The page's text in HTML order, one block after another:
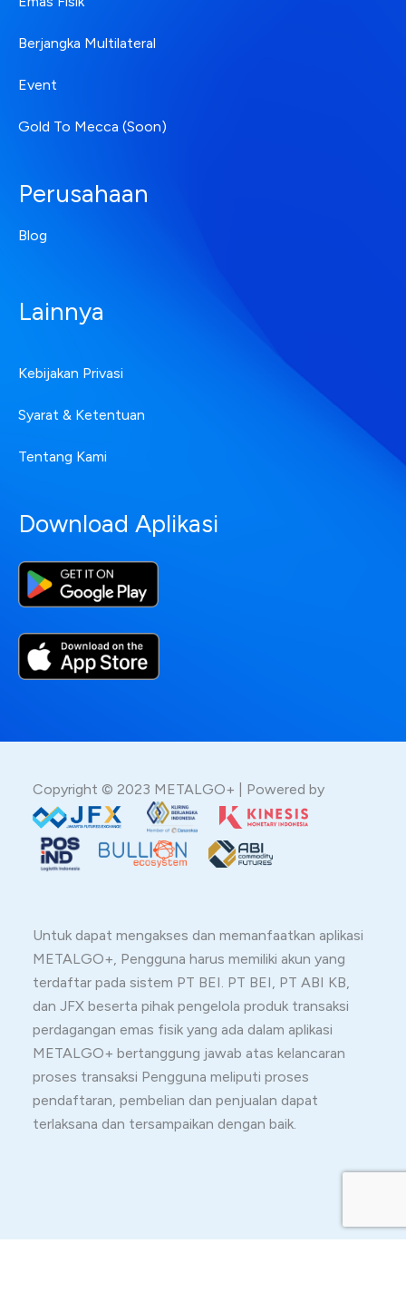
Berjangka Multilateral
Event
Gold To Mecca (Soon)
Perusahaan
Blog
Lainnya
Kebijakan Privasi
Syarat & Ketentuan
Tentang Kami
Download Aplikasi
Copyright © 2023 METALGO+ | Powered by
Untuk dapat mengakses dan memanfaatkan aplikasi
METALGO+, Pengguna harus memiliki akun yang
terdaftar pada sistem PT BEI. PT BEI, PT ABI KB,
dan JFX beserta pihak pengelola produk transaksi
perdagangan emas fisik yang ada dalam aplikasi
METALGO+ bertanggung jawab atas kelancaran
proses transaksi Pengguna meliputi proses
pendaftaran, pembelian dan penjualan dapat
terlaksana dan tersampaikan dengan baik.